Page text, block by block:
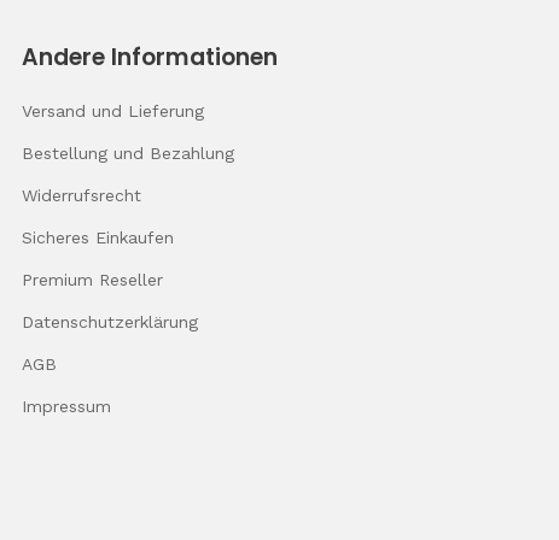
Andere Informationen
Versand und Lieferung
Bestellung und Bezahlung
Widerrufsrecht
Sicheres Einkaufen
Premium Reseller
Datenschutz­erklärung
AGB
Impressum